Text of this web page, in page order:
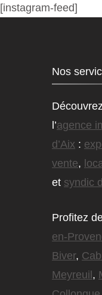
[instagram-feed]
Nos
l’agence
d’Aix :
vente,
et syndic
Profitez
en-
Biver,
Meyreuil ,